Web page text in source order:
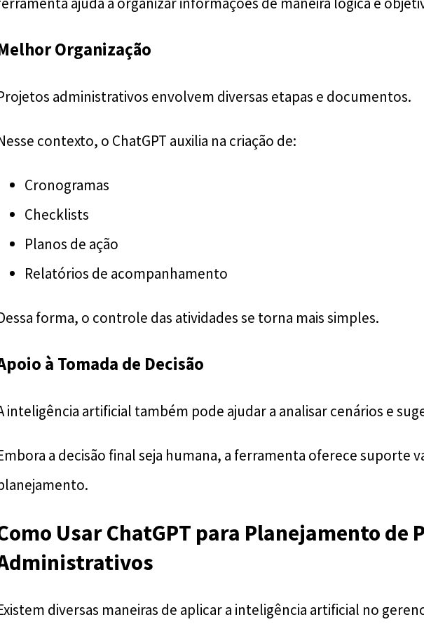
Organização
administrativos envolvem diversas etapas e documentos.
contexto, o ChatGPT auxilia na criação de:
Cronogramas
Checklists
Planos de ação
Relatórios de acompanhamento
forma, o controle das atividades se torna mais simples.
à Tomada de Decisão
inteligência artificial também pode ajudar a analisar cenários e
a decisão final seja humana, a ferramenta oferece suporte
Usar ChatGPT para Planejamento de
diversas maneiras de aplicar a inteligência artificial no